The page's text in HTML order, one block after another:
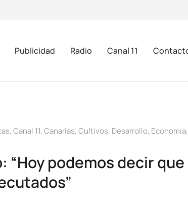
Publicidad Radio Canal 11
, Canal 11, Canarias, Cultivos, Desarrollo, Economía,
“Hoy podemos decir